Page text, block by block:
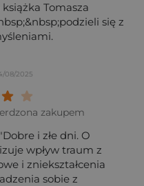
Tomasza
się z
08/2025
Twoja ocena:
Twoja ocena: Wybitna 9/
ocena: Rewelacyjna 8/
Bardzo dobra 7/10"
Dobra 6/10"
5/10"
być 4/10"
2/10"
zakupem
i złe dni. O
wpływ traum z
i zniekształcenia
sobie z